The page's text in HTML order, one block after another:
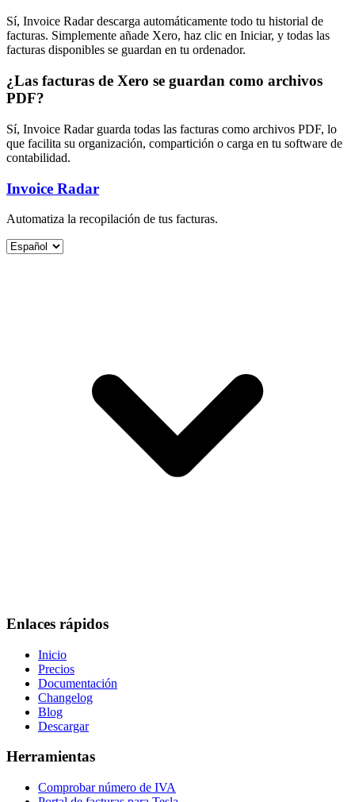
Sí, Invoice Radar descarga automáticamente todo tu historial de
facturas. Simplemente añade Xero, haz clic en Iniciar, y todas las
facturas disponibles se guardan en tu ordenador.
¿Las facturas de Xero se guardan como archivos
PDF?
Sí, Invoice Radar guarda todas las facturas como archivos PDF, lo
que facilita su organización, compartición o carga en tu software de
contabilidad.
Invoice Radar
Automatiza la recopilación de tus facturas.
Enlaces rápidos
Inicio
Precios
Documentación
Changelog
Blog
Descargar
Herramientas
Comprobar número de IVA